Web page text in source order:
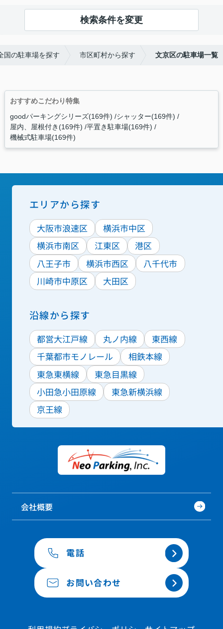
検索条件を変更
国の駐車場を探す 市区町村から探す 文京区の駐車場一覧
おすすめこだわり特集
goodパーキングシリーズ(169件) シャッター(169件)
屋内、屋根付き(169件) 平置き駐車場(169件)
機械式駐車場(169件)
エリアから探す
大阪市浪速区
横浜市中区
横浜市南区
江東区
港区
八王子市
横浜市西区
八千代市
川崎市中原区
大田区
沿線から探す
都営大江戸線 丸ノ内線
東西線
千葉都市モノレール
相鉄本線
東急東横線
東急目黒線
小田急小田原線
東急新横浜線
京王線
会社概要
電話
お問い合わせ